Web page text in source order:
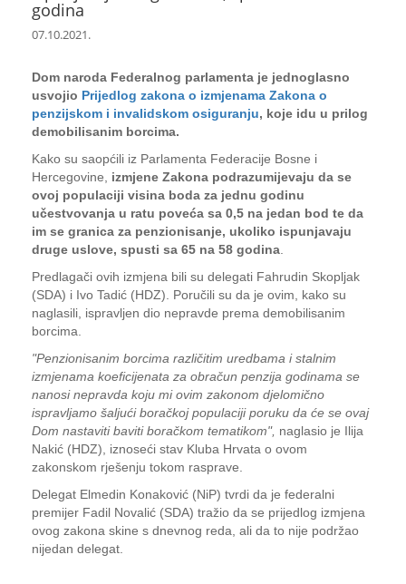
godina
07.10.2021.
Dom naroda Federalnog parlamenta je jednoglasno
usvojio Prijedlog zakona o izmjenama Zakona o
penzijskom i invalidskom osiguranju, koje idu u prilog
demobilisanim borcima.
Kako su saopćili iz Parlamenta Federacije Bosne i
Hercegovine, izmjene Zakona podrazumijevaju da se
ovoj populaciji visina boda za jednu godinu
učestvovanja u ratu poveća sa 0,5 na jedan bod te da
im se granica za penzionisanje, ukoliko ispunjavaju
druge uslove, spusti sa 65 na 58 godina
Predlagači ovih izmjena bili su delegati Fahrudin Skopljak
(SDA) i Ivo Tadić (HDZ). Poručili su da je ovim, kako su
naglasili, ispravljen dio nepravde prema demobilisanim
borcima.
"Penzionisanim borcima različitim uredbama i stalnim
izmjenama koeficijenata za obračun penzija godinama se
nanosi nepravda koju mi ovim zakonom djelomično
ispravljamo šaljući boračkoj populaciji poruku da će se ovaj
Dom nastaviti baviti boračkom tematikom", naglasio je Ilija
Nakić (HDZ), iznoseći stav Kluba Hrvata o ovom
zakonskom rješenju tokom rasprave.
Delegat Elmedin Konaković (NiP) tvrdi da je federalni
premijer Fadil Novalić (SDA) tražio da se prijedlog izmjena
ovog zakona skine s dnevnog reda, ali da to nije podržao
nijedan delegat.